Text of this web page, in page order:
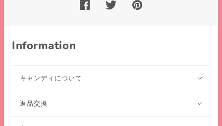
Information
キャンディについて
返品交換